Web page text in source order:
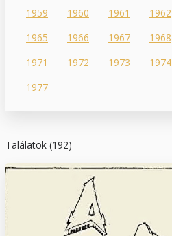
Találatok (192)
1959
1960 1961 1962
1965
1966 1967 1968
1971
1972 1973 1974
1977